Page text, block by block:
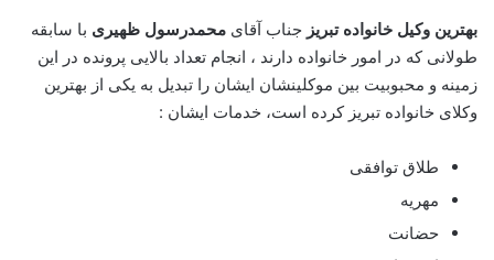
بهترین وکیل خانواده تبریز جناب آقای محمدرسول ظهیری با سابقه
طولانی که در امور خانواده دارند ، انجام تعداد بالایی پرونده در این
زمینه و محبوبیت بین موکلینشان ایشان را تبدیل به یکی از بهترین
وکلای خانواده تبریز کرده است، خدمات ایشان :
طلاق توافقی
مهریه
حضانت